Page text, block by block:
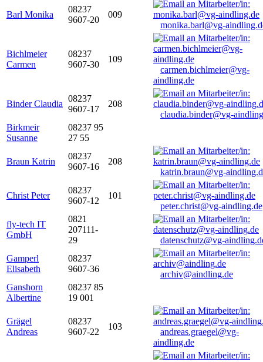
Barl Monika
08237
9607-20
009
monika.barl@vg-
Bichlmeier
Carmen
08237
9607-30
109
carmen.bichlmeier@vg-
aindling.de
Binder Claudia
08237
9607-17
208
claudia.binder@vg-
Birkmeir
Susanne
08237 95
27 55
Braun Katrin
08237
9607-16
208
katrin.braun@vg-
Christ Peter
08237
9607-12
101
peter.christ@vg-aindling.de
fly-tech IT
GmbH
0821
207111-
29
datenschutz@vg-
Gamperl
Elisabeth
08237
9607-36
archiv@aindling.de
Ganshorn
Albertine
08237 85
19 001
Grägel
Andreas
08237
9607-22
103
andreas.graegel@vg-
aindling.de